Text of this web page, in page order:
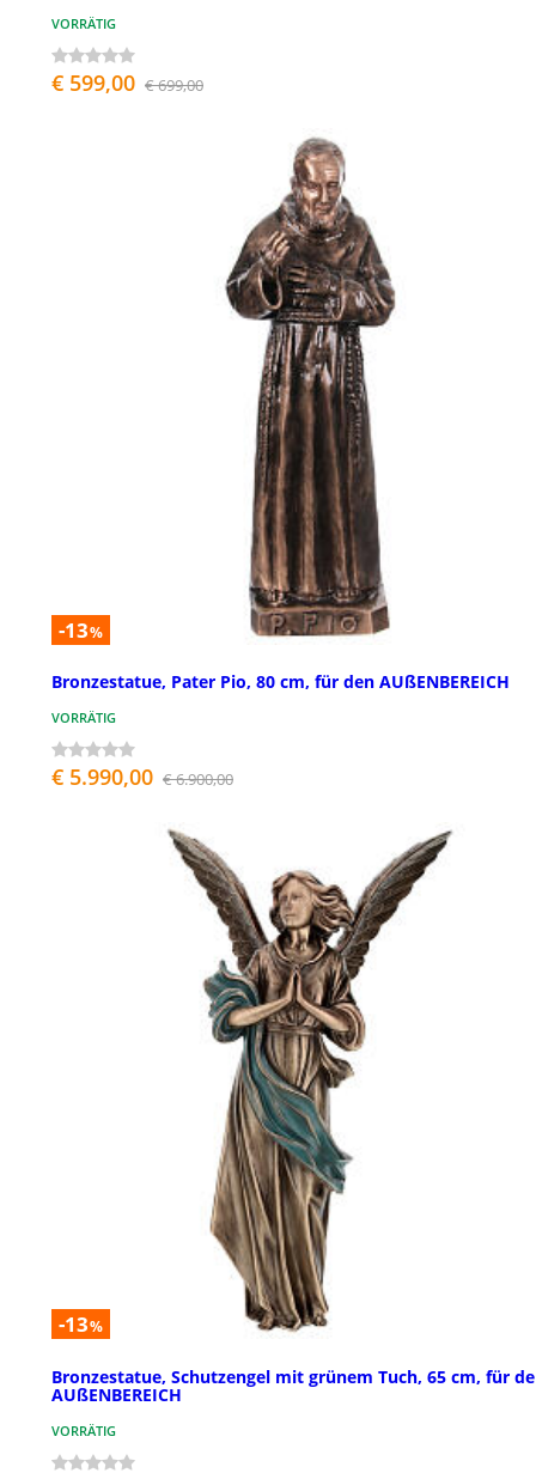
VORRÄTIG
€ 599,00 € 699,00
-13%
Bronzestatue, Pater Pio, 80 cm, für den AUßENBEREICH
VORRÄTIG
€ 5.990,00 € 6.900,00
-13%
Bronzestatue, Schutzengel mit grünem Tuch, 65 cm, für
AUßENBEREICH
VORRÄTIG